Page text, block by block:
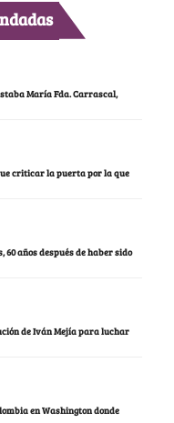
María Fda. Carrascal,
criticar la puerta por la que
años después de haber sido
de Iván Mejía para luchar
en Washington donde